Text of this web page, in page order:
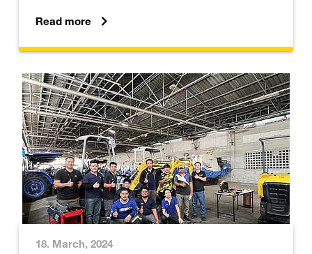
Read more
18. March, 2024